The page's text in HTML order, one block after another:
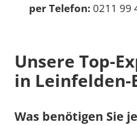
per Telefon: 0211 99
Unsere Top-
in
Was benötigen Sie